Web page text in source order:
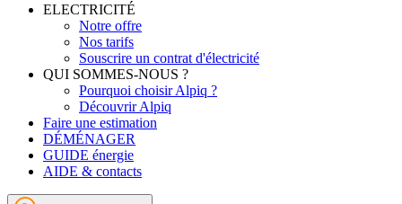
ELECTRICITÉ
Notre offre
Nos tarifs
Souscrire un contrat d'électricité
QUI SOMMES-NOUS ?
Pourquoi choisir Alpiq ?
Découvrir Alpiq
Faire une estimation
DÉMÉNAGER
GUIDE énergie
AIDE & contacts